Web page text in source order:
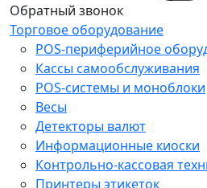
Обратный звонок
Торговое оборудование
POS-периферийное
Кассы самообслуживания
POS-системы и моноблоки
Весы
Детекторы валют
Информационные киоски
Контрольно-кассовая
Принтеры этикеток